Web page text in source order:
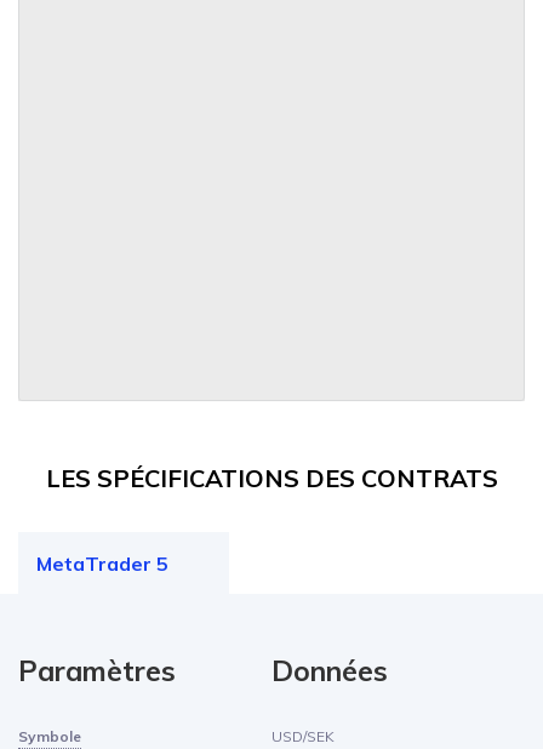
LES SPÉCIFICATIONS DES CONTRATS
MetaTrader 5
Paramètres Données
Symbole USD/SEK